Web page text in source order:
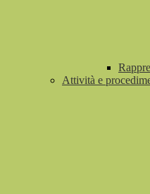
Attività e